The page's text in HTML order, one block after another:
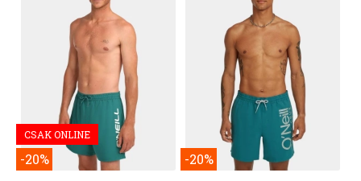
CSAK ONLINE
-20% -20%